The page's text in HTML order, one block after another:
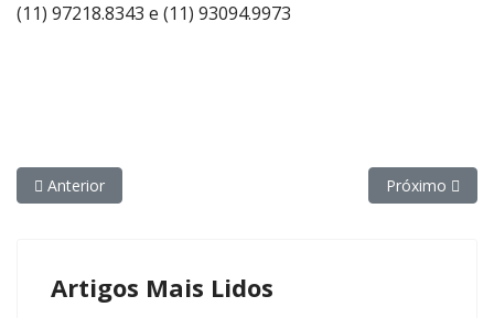
(11) 97218.8343 e (11) 93094.9973
Artigo anterior: Greve de funcionários da Dataprev faz estatal
Anterior Próximo
Próximo
Artigos Mais Lidos